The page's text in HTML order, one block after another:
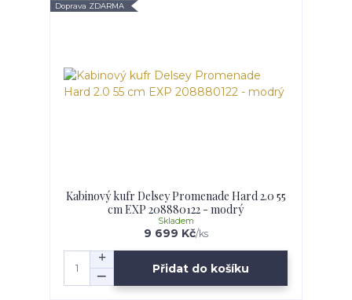
Doprava ZDARMA
Kabinový kufr Delsey Promenade Hard 2.0 55
cm EXP 208880122 - modrý
9 699 Kč/ks
Skladem
Přidat do košíku